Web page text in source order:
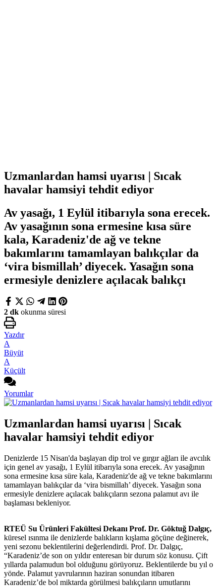
Uzmanlardan hamsi uyarısı | Sıcak
havalar hamsiyi tehdit ediyor
Av yasağı, 1 Eylül itibarıyla sona erecek.
Av yasağının sona ermesine kısa süre
kala, Karadeniz'de ağ ve tekne
bakımlarını tamamlayan balıkçılar da
‘vira bismillah’ diyecek. Yasağın sona
ermesiyle denizlere açılacak balıkçı
2 dk okunma süresi
Yazdır
A
Büyüt
A
Küçült
Yorumlar
Uzmanlardan hamsi uyarısı | Sıcak
havalar hamsiyi tehdit ediyor
Denizlerde 15 Nisan'da başlayan dip trol ve gırgır ağları ile avcılık
için genel av yasağı, 1 Eylül itibarıyla sona erecek. Av yasağının
sona ermesine kısa süre kala, Karadeniz'de ağ ve tekne bakımlarını
tamamlayan balıkçılar da ‘vira bismillah’ diyecek. Yasağın sona
ermesiyle denizlere açılacak balıkçıların sezona palamut avı ile
başlaması bekleniyor.
RTEÜ Su Ürünleri Fakültesi Dekanı Prof. Dr. Göktuğ Dalgıç,
küresel ısınma ile denizlerde balıkların kışlama göçüne değinerek,
yeni sezonu beklentilerini değerlendirdi. Prof. Dr. Dalgıç,
“Karadeniz’de son on yıldır enteresan bir durum söz konusu. Çift
yıllarda palamudun bol olduğunu görüyoruz. Beklentilerde bu yıl o
yönde. Palamut yavrularının haziran sonundan itibaren
Karadeniz’de bol miktarda görülmesi balıkçıların umutlarını